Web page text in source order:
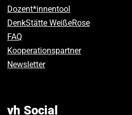
Dozent*innentool
DenkStätte WeißeRose
FAQ
Kooperationspartner
Newsletter
vh Social